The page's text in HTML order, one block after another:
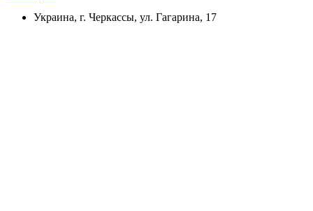
Украина, г. Черкассы, ул. Гагарина, 17